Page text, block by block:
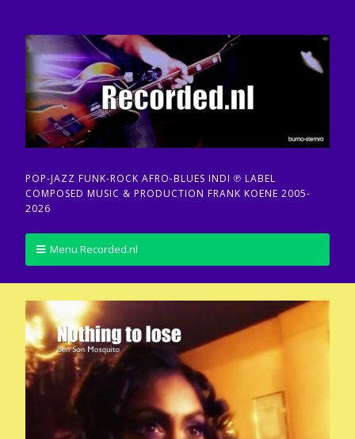
POP-JAZZ FUNK-ROCK AFRO-BLUES INDI ℗ LABEL
COMPOSED MUSIC & PRODUCTION FRANK KOENE 2005-
2026
Menu Recorded.nl